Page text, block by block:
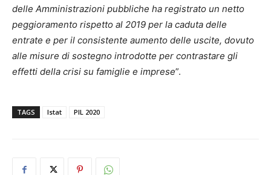
delle Amministrazioni pubbliche ha registrato un netto
peggioramento rispetto al 2019 per la caduta delle
entrate e per il consistente aumento delle uscite, dovuto
alle misure di sostegno introdotte per contrastare gli
effetti della crisi su famiglie e imprese”.
TAGS Istat PIL 2020